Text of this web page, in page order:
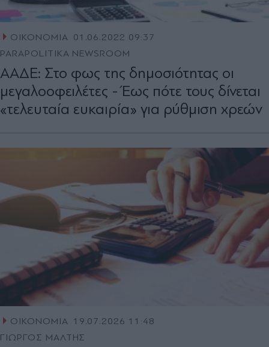
ΟΙΚΟΝΟΜΙΑ
01.06.2022 09:37
PARAPOLITIKA NEWSROOM
ΑΑΔΕ: Στο φως της δημοσιότητας οι
μεγαλοοφειλέτες - Έως πότε τους δίνεται
«τελευταία ευκαιρία» για ρύθμιση χρεών
ΟΙΚΟΝΟΜΙΑ 19.07.2026 11:48
ΓΙΩΡΓΟΣ ΜΑΛΤΗΣ